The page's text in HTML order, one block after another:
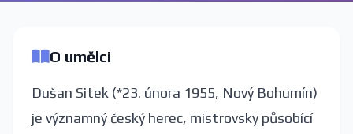
O umělci
Dušan Sitek (*23. února 1955, Nový Bohumín)
je významný český herec, mistrovsky působící